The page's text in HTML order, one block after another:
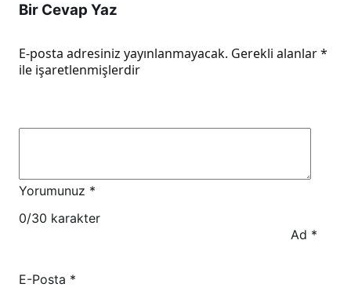
Bir Cevap Yaz
E-posta adresiniz yayınlanmayacak. Gerekli alanlar*
ile işaretlenmişlerdir
Yorumunuz *
0/30 karakter
Ad *
E-Posta *